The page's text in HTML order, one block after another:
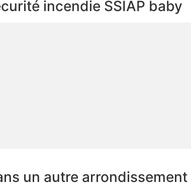
incendie SSIAP baby
un autre arrondissement